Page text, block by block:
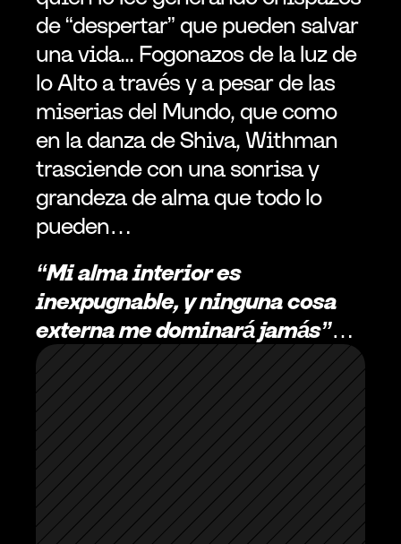
de “despertar” que pueden salvar
una vida... Fogonazos de la luz de
lo Alto a través y a pesar de las
miserias del Mundo, que como
en la danza de Shiva, Withman
trasciende con una sonrisa y
grandeza de alma que todo lo
pueden…
“Mi alma interior es
inexpugnable, y ninguna cosa
externa me dominará jamás”…